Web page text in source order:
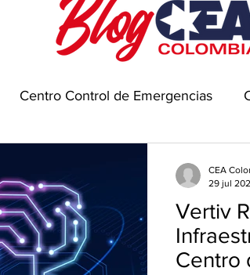
Centro Control de Emergencias
Reconocimientos Clima de
Vertiv
Centro
CEA
29 jul